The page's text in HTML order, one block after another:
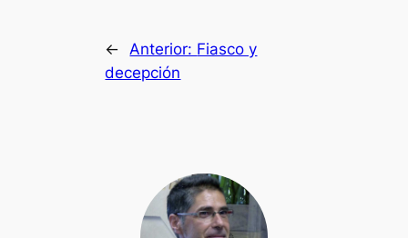
← Anterior: Fiasco y
decepción